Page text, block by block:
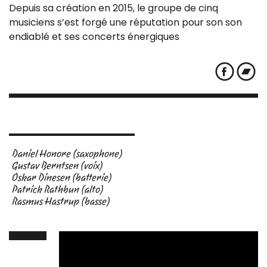
Depuis sa création en 2015, le groupe de cinq
musiciens s’est forgé une réputation pour son son
endiablé et ses concerts énergiques
Daniel Honore (saxophone)
Gustav Berntsen (voix)
Oskar Dinesen (batterie)
Patrick Rathbun (alto)
Rasmus Hastrup (basse)